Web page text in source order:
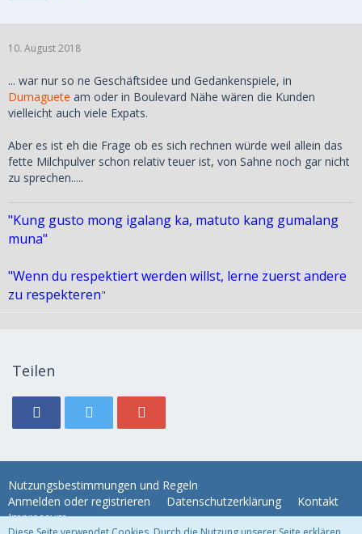
10. August 2018
... war nur so ne Geschäftsidee und Gedankenspiele, in
Dumaguete am oder in Boulevard Nähe wären die Kunden
vielleicht auch viele Expats.
Aber es ist eh die Frage ob es sich rechnen würde weil allein das
fette Milchpulver schon relativ teuer ist, von Sahne noch gar nicht
zu sprechen.....
"Kung gusto mong igalang ka, matuto kang gumalang
muna"
"Wenn du respektiert werden willst, lerne zuerst andere
zu respekteren"
Teilen
Nutzungsbestimmungen und Regeln
Anmelden oder registrieren
Datenschutzerklärung
Kontakt
Impressum